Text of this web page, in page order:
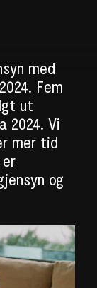
med
Fem
ut
2024. Vi
mer tid
og